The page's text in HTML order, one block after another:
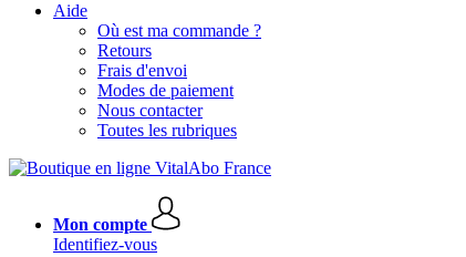
Aide
Où est ma commande ?
Retours
Frais d'envoi
Modes de paiement
Nous contacter
Toutes les rubriques
Mon compte
Identifiez-vous